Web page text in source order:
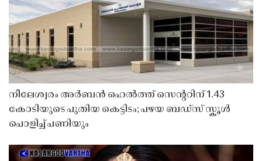
നീലേശ്വരം അർബൻ ഹെൽത്ത് സെൻ്ററിന് 1.43
കോടിയുടെ പുതിയ കെട്ടിടം; പഴയ ബഡ്സ് സ്കൂൾ
പൊളിച്ച് പണിയും